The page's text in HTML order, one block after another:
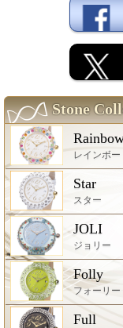
Stone
レインボー
Star
スター
JOLI
ジョリー
Folly
フォーリー
Full